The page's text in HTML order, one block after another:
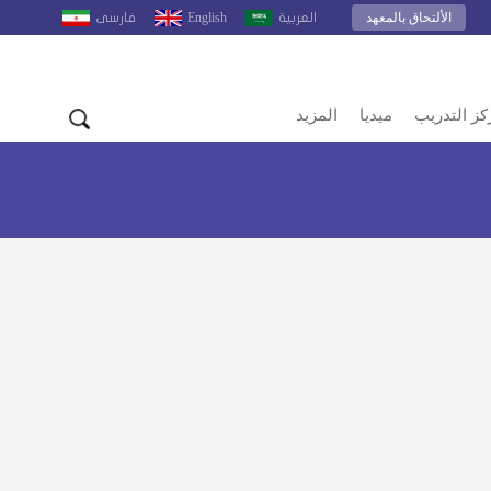
العربية English فارسى الألتحاق بالمعهد
التدريب ميديا المزيد